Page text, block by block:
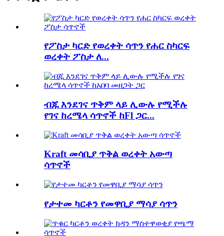
የፖስታ ካርድ የወረቀት ሳጥን የሐር ስካርፍ
ወረቀት ፖስታ ለ...
ብጁ እንደገና ጥቅም ላይ ሊውሉ የሚችሉ
የገና ከረሜላ ሳጥኖች ከFl ጋር...
Kraft መሳቢያ ጥቅል ወረቀት አውጣ
ሳጥኖች
የታተመ ካርቶን የመዋቢያ ማሳያ ሳጥን